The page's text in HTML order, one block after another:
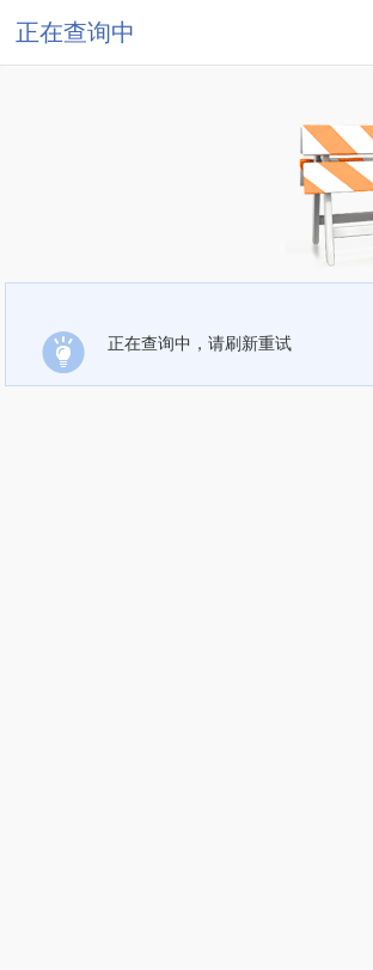
正在查询中
正在查询中，请刷新重试